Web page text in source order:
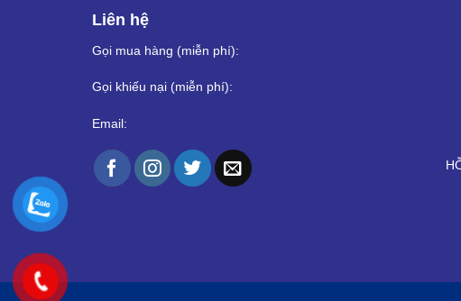
Liên hệ
Gọi mua hàng (miễn phí):
Gọi khiếu nại (miễn phí):
Email: